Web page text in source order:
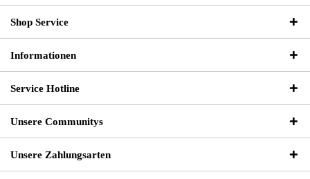
Shop Service
Informationen
Service Hotline
Unsere Communitys
Unsere Zahlungsarten